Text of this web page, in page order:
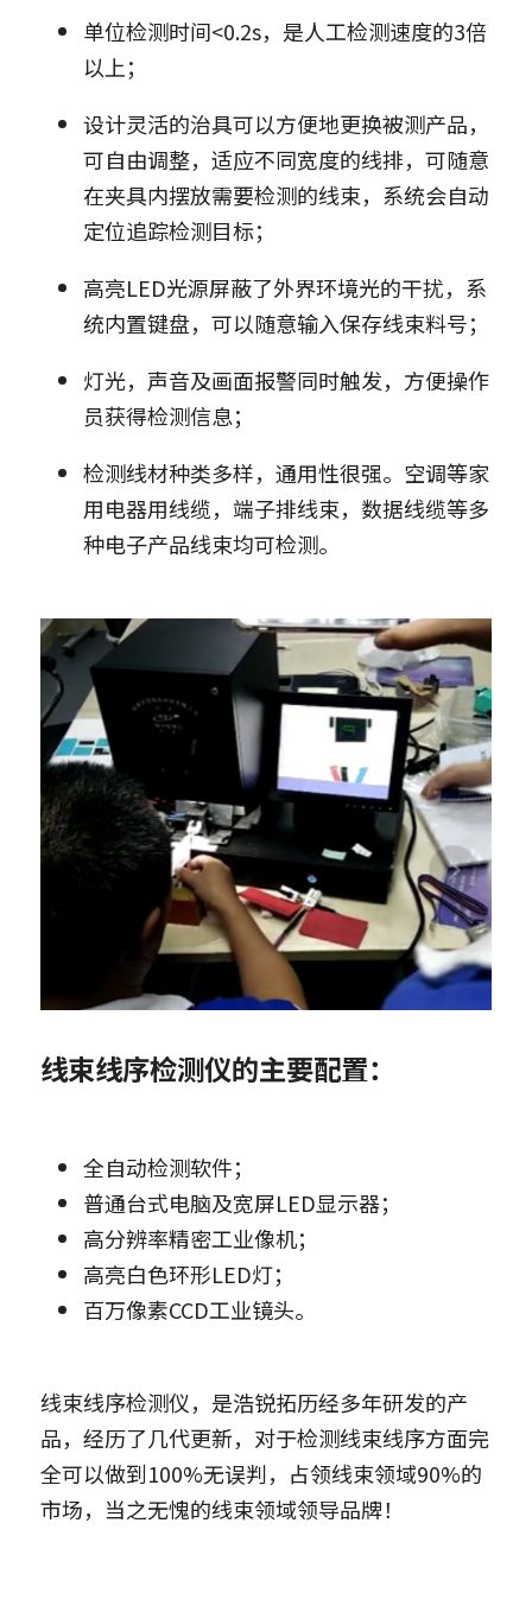
单位检测时间<0.2s，是人工检测速度的3倍
以上；
设计灵活的治具可以方便地更换被测产品，
可自由调整，适应不同宽度的线排，可随意
在夹具内摆放需要检测的线束，系统会自动
定位追踪检测目标；
高亮LED光源屏蔽了外界环境光的干扰，系
统内置键盘，可以随意输入保存线束料号；
灯光，声音及画面报警同时触发，方便操作
员获得检测信息；
检测线材种类多样，通用性很强。空调等家
用电器用线缆，端子排线束，数据线缆等多
种电子产品线束均可检测。
线束线序检测仪的主要配置：
全自动检测软件；
普通台式电脑及宽屏LED显示器；
高分辨率精密工业像机；
高亮白色环形LED灯；
百万像素CCD工业镜头。
线束线序检测仪，是浩锐拓历经多年研发的产
品，经历了几代更新，对于检测线束线序方面完
全可以做到100%无误判，占领线束领域90%的
市场，当之无愧的线束领域领导品牌！